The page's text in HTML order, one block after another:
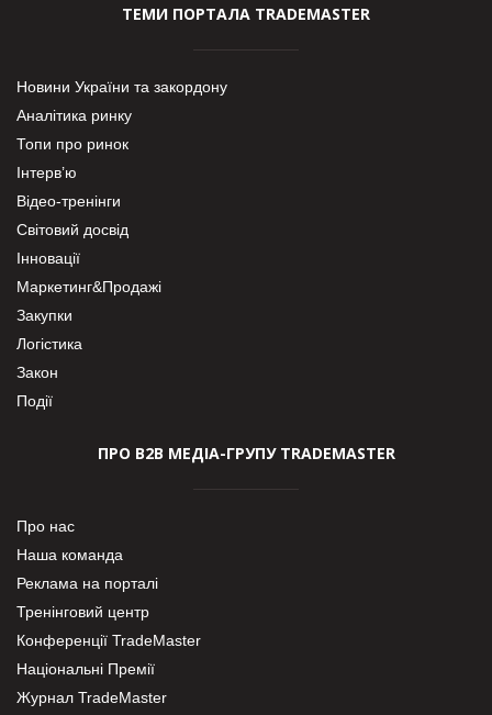
ТЕМИ ПОРТАЛА TRADEMASTER
Новини України та закордону
Аналітика ринку
Топи про ринок
Інтерв’ю
Відео-тренінги
Світовий досвід
Інновації
Маркетинг&Продажі
Закупки
Логістика
Закон
Події
ПРО В2В МЕДІА-ГРУПУ TRADEMASTER
Про нас
Наша команда
Реклама на порталі
Тренінговий центр
Конференції TradeMaster
Національні Премії
Журнал TradeMaster